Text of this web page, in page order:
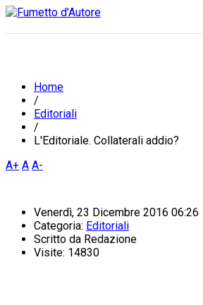
Home
/
Editoriali
/
L'Editoriale. Collaterali addio?
A+ A A-
Venerdì, 23 Dicembre 2016 06:26
Categoria: Editoriali
Scritto da Redazione
Visite: 14830